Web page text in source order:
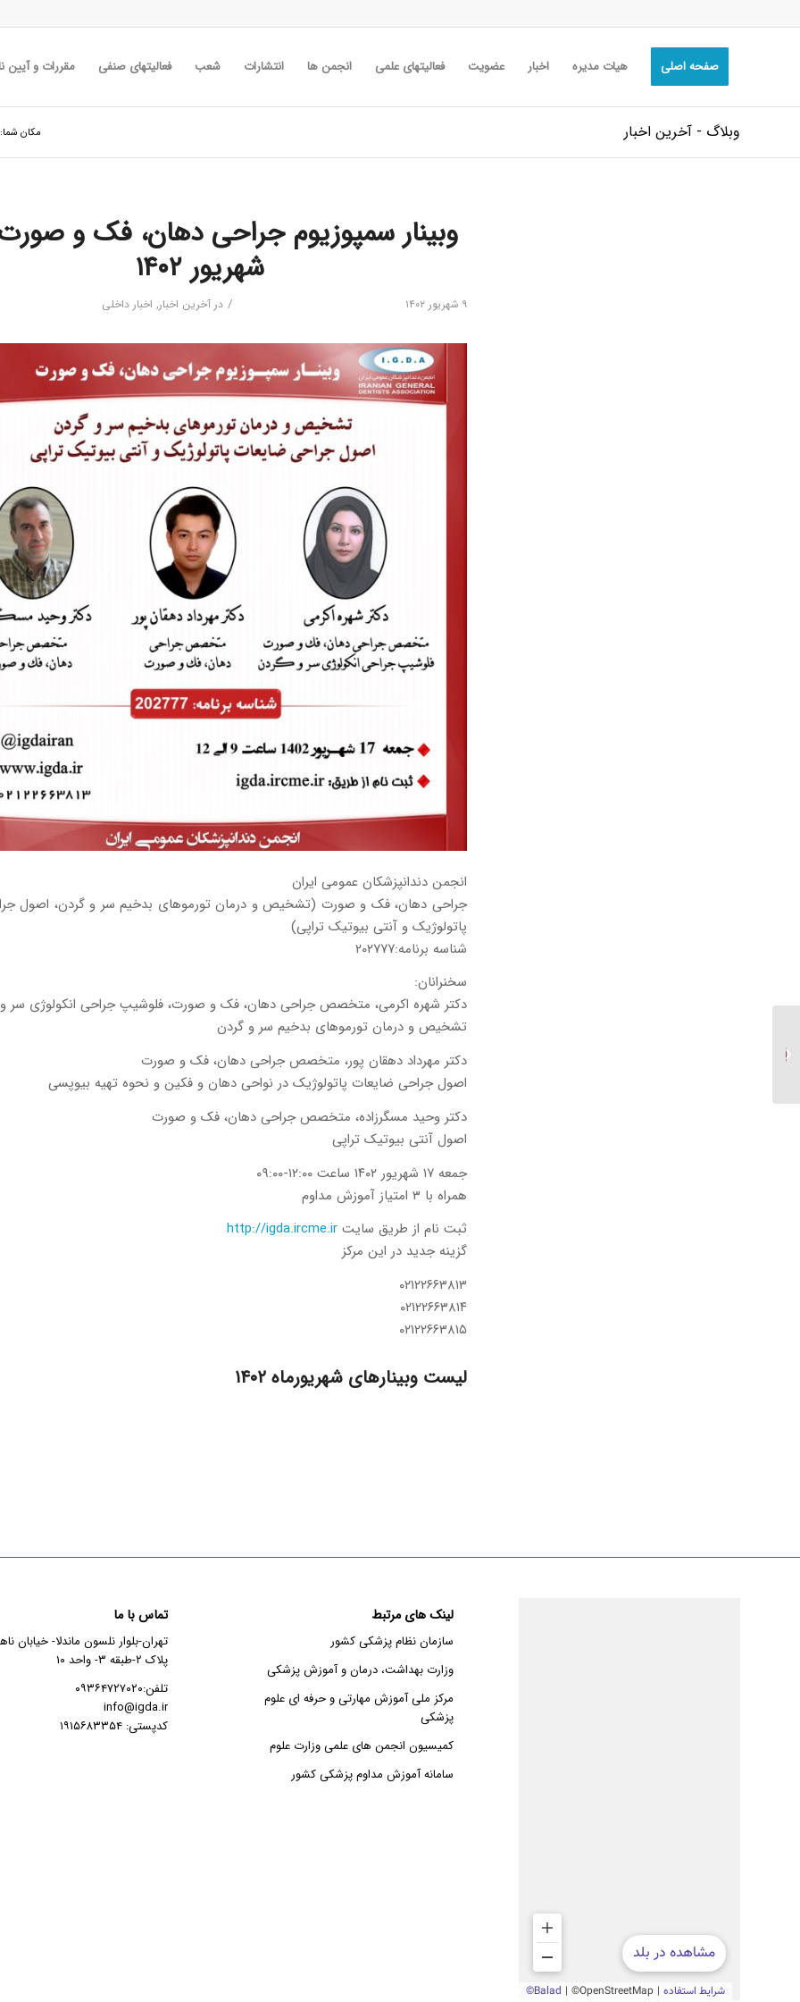
صفحه اصلی هیات مدیره اخبار عضویت فعالیتهای علمی انجمن ها انتشارات شعب فعالیتهای صنفی مقررات و آیین
وبلاگ - آخرین اخبار مکان شما:
شهریور ۱۴۰۲
۹ شهریور ۱۴۰۲ / درآخرین اخبار, اخبار داخلی
انجمن دندانپزشکان عمومی ایران
جراحی دهان، فک و صورت (تشخیص و درمان تورموهای بدخیم سر و گردن، اصول
پاتولوژیک و آنتی بیوتیک تراپی)
شناسه برنامه:۲۰۲۷۷۷
سخنرانان:
دکتر شهره اکرمی، متخصص جراحی دهان، فک و صورت، فلوشیپ جراحی انکولوژی سر
تشخیص و درمان تورموهای بدخیم سر و گردن
دکتر مهرداد دهقان پور، متخصص جراحی دهان، فک و صورت
اصول جراحی ضایعات پاتولوژیک در نواحی دهان و فکین و نحوه تهیه بیوپسی
دکتر وحید مسگرزاده، متخصص جراحی دهان، فک و صورت
اصول آنتی بیوتیک تراپی
جمعه ۱۷ شهریور ۱۴۰۲ ساعت ۱۲:۰۰-۰۹:۰۰
همراه با ۳ امتیاز آموزش مداوم
ثبت نام از طریق سایت
گزینه جدید در این مرکز
۰۲۱۲۲۶۶۳۸۱۳
۰۲۱۲۲۶۶۳۸۱۴
۰۲۱۲۲۶۶۳۸۱۵
لیست وبینارهای شهریورماه ۱۴۰۲
لینک های مرتبط
سازمان نظام پزشکی کشور
وزارت بهداشت، درمان و آموزش پزشکی
مرکز ملی آموزش مهارتی و حرفه ای علوم
پزشکی
کمیسیون انجمن های علمی وزارت علوم
سامانه آموزش مداوم پزشکی کشور
تماس با ما
تهران-بلوار نلسون ماندلا- خیابان
پلاک ۲-طبقه ۳- واحد ۱۰
تلفن:۰۹۳۶۴۷۲۷۰۲۰
info@igda.ir
کدپستی: ۱۹۱۵۶۸۳۳۵۴